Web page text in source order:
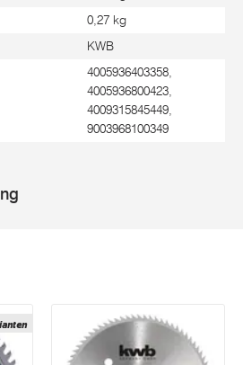
0,27 kg
KWB
4005936403358,
4005936800423,
4009315845449,
9003968100349